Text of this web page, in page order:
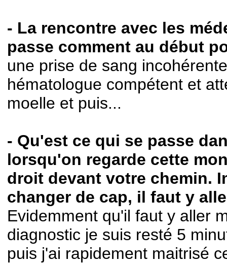
- La rencontre avec les
passe comment au début
une prise de sang
hématologue compétent et
moelle et puis...
- Qu'est ce qui se passe
lorsqu'on regarde cette
droit devant votre chemin.
changer de cap, il faut y
Evidemment qu'il faut y aller
diagnostic je suis resté 5
puis j'ai rapidement maitrisé